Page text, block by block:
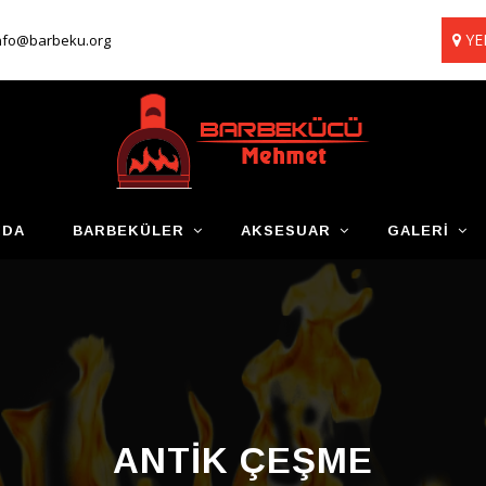
BARBEKÜLER AKSESUAR GALERI
ANTIK ÇEŞME